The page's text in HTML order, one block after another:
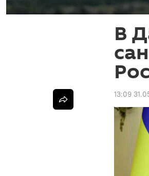
В
13:09